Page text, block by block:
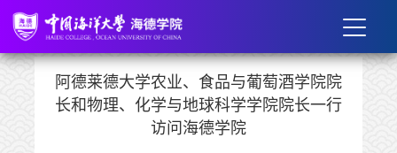
阿德莱德大学农业、食品与葡萄酒学院院
长和物理、化学与地球科学学院院长一行
访问海德学院